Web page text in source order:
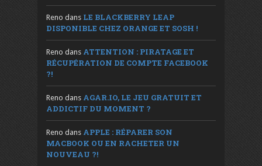
Reno dans LE BLACKBERRY LEAP
DISPONIBLE CHEZ ORANGE ET SOSH !
Reno dans ATTENTION : PIRATAGE ET
RÉCUPÉRATION DE COMPTE FACEBOOK
?!
Reno dans AGAR.IO, LE JEU GRATUIT ET
ADDICTIF DU MOMENT ?
Reno dans APPLE : RÉPARER SON
MACBOOK OU EN RACHETER UN
NOUVEAU ?!